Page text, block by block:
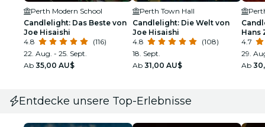
Perth Modern School
Candlelight: Das Beste von
Joe Hisaishi
4.8
(116)
22. Aug. - 25. Sept.
Ab 35,00 AU$
Perth Town Hall
Candlelight: Die Welt von
Joe Hisaishi
4.8
(108)
18. Sept.
Ab 31,00 AU$
Hans
4.7
29.
Ab
Entdecke unsere Top-Erlebnisse